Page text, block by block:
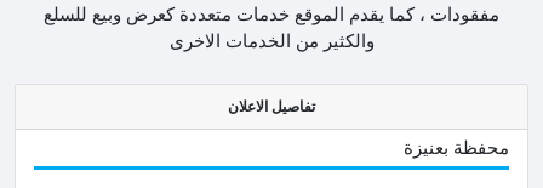
مفقودات ، كما يقدم الموقع خدمات متعددة كعرض وبيع للسلع
والكثير من الخدمات الاخرى
تفاصيل الاعلان
محفظة بعنيزة